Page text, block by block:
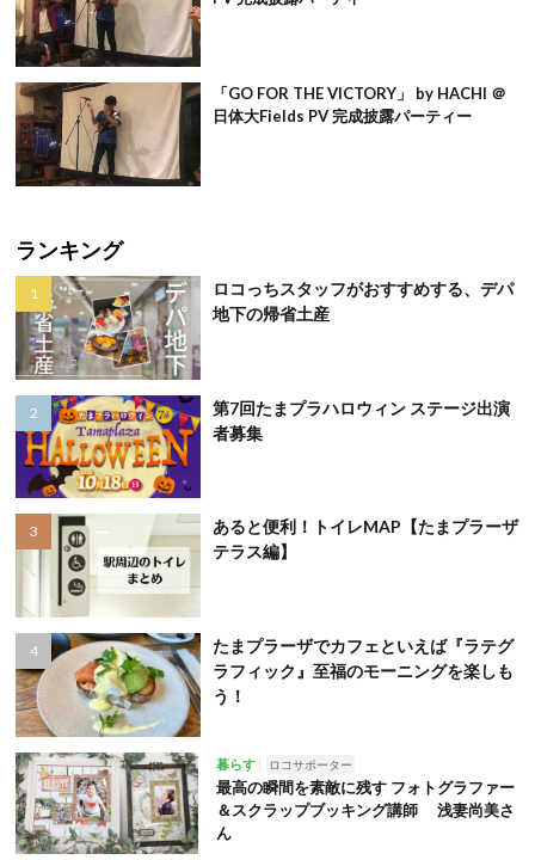
「GO FOR THE VICTORY」 by HACHI ＠
日体大Fields PV 完成披露パーティー
ランキング
ロコっちスタッフがおすすめする、デパ
地下の帰省土産
第7回たまプラハロウィン ステージ出演
者募集
あると便利！トイレMAP【たまプラーザ
テラス編】
たまプラーザでカフェといえば『ラテグ
ラフィック』至福のモーニングを楽しも
う！
暮らす ロコサポーター
最高の瞬間を素敵に残す フォトグラファー
＆スクラップブッキング講師 浅妻尚美さ
ん